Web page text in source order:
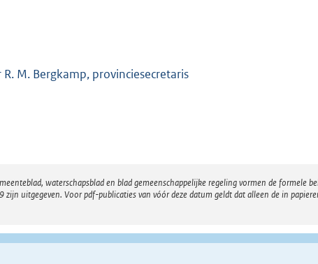
R. M. Bergkamp, provinciesecretaris
waterschapsblad en blad gemeenschappelijke regeling vormen de formele
uitgegeven. Voor pdf-publicaties van vóór deze datum geldt dat alleen de in